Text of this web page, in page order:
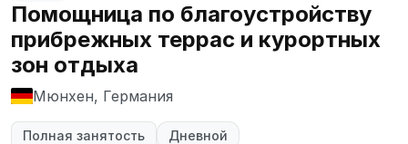
Помощница по благоустройству
прибрежных террас и курортных
зон отдыха
Мюнхен, Германия
Полная занятость Дневной